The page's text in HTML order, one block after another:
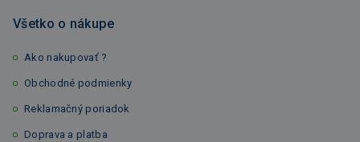
Všetko o nákupe
Ako nakupovať ?
Obchodné podmienky
Reklamačný poriadok
Doprava a platba